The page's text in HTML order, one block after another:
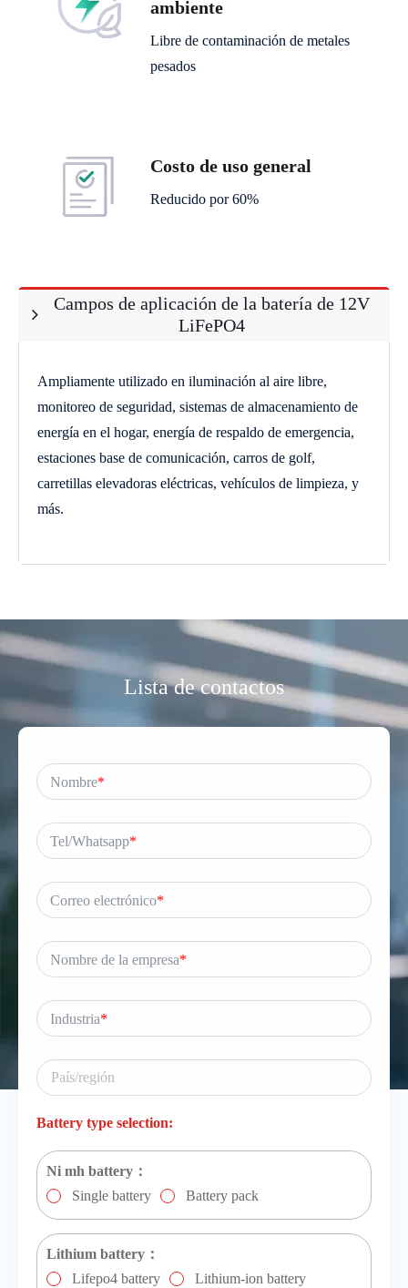
ambiente
Libre de contaminación de metales
pesados
Costo de uso general
Reducido por 60%
Campos de aplicación de la batería de 12V
LiFePO4
Ampliamente utilizado en iluminación al aire libre,
monitoreo de seguridad, sistemas de almacenamiento de
energía en el hogar, energía de respaldo de emergencia,
estaciones base de comunicación, carros de golf,
carretillas elevadoras eléctricas, vehículos de limpieza, y
más.
Lista de contactos
Nombre*
Tel/Whatsapp*
Correo electrónico*
Nombre de la empresa*
Industria*
Battery type selection:
Ni mh battery：
Single battery
Battery pack
Lithium battery：
Lifepo4 battery
Lithium-ion battery